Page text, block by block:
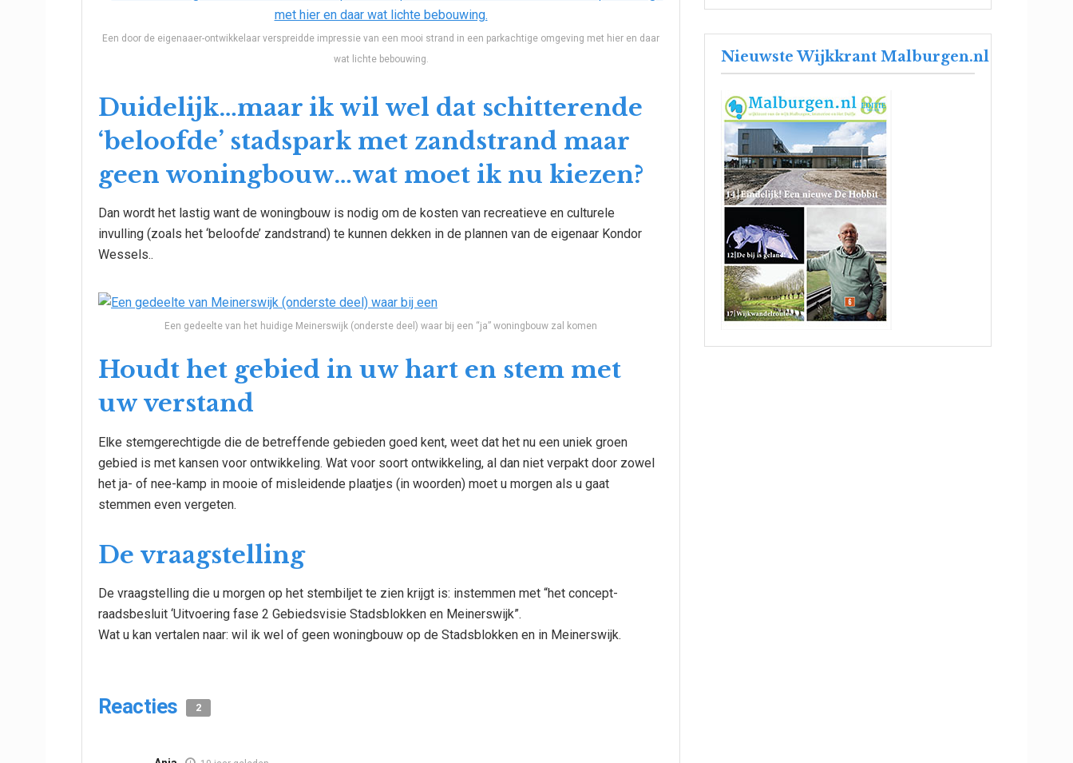
Een door de eigenaaer-ontwikkelaar verspreidde impressie van een mooi strand in een parkachtige omgeving met hier en daar
wat lichte bebouwing.
Duidelijk…maar ik wil wel dat schitterende
‘beloofde’ stadspark met zandstrand maar
geen woningbouw…wat moet ik nu kiezen?
Dan wordt het lastig want de woningbouw is nodig om de kosten van recreatieve en culturele
invulling (zoals het ‘beloofde’ zandstrand) te kunnen dekken in de plannen van de eigenaar Kondor
Wessels..
Een gedeelte van het huidige Meinerswijk (onderste deel) waar bij een “ja” woningbouw zal komen
Houdt het gebied in uw hart en stem met
uw verstand
Elke stemgerechtigde die de betreffende gebieden goed kent, weet dat het nu een uniek groen
gebied is met kansen voor ontwikkeling. Wat voor soort ontwikkeling, al dan niet verpakt door zowel
het ja- of nee-kamp in mooie of misleidende plaatjes (in woorden) moet u morgen als u gaat
stemmen even vergeten.
De vraagstelling
De vraagstelling die u morgen op het stembiljet te zien krijgt is: instemmen met “het concept-
raadsbesluit ‘Uitvoering fase 2 Gebiedsvisie Stadsblokken en Meinerswijk”.
Wat u kan vertalen naar: wil ik wel of geen woningbouw op de Stadsblokken en in Meinerswijk.
Reacties 2
Nieuwste Wijkkrant Malburgen.nl